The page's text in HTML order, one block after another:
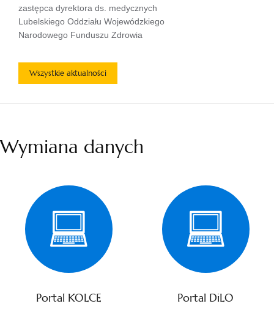
zastępca dyrektora ds. medycznych
Lubelskiego Oddziału Wojewódzkiego
Narodowego Funduszu Zdrowia
Wszystkie aktualności
Wymiana danych
Portal KOLCE Portal DiLO